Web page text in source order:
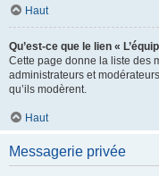
Haut
Qu’est-ce que le lien «
Cette page donne la liste des
administrateurs et
qu’ils modèrent.
Haut
Messagerie privée